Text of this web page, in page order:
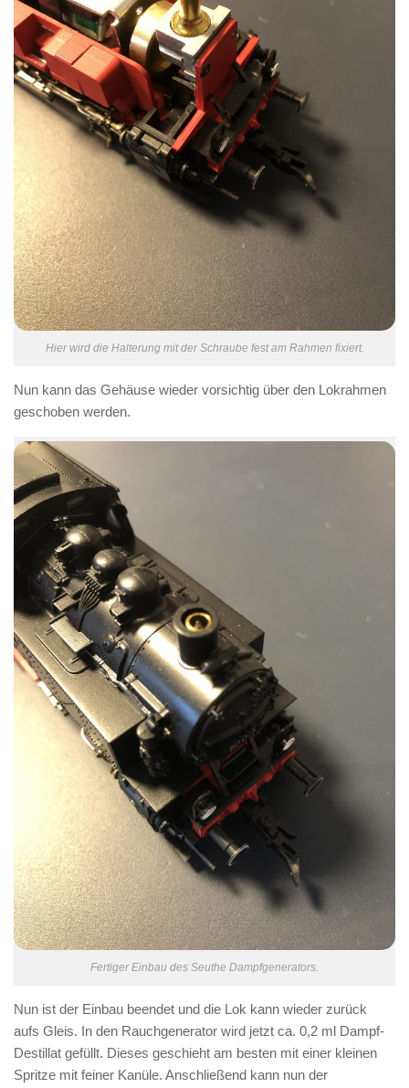
Hier wird die Halterung mit der Schraube fest am Rahmen fixiert.
Nun kann das Gehäuse wieder vorsichtig über den Lokrahmen
geschoben werden.
Fertiger Einbau des Seuthe Dampfgenerators.
Nun ist der Einbau beendet und die Lok kann wieder zurück
aufs Gleis. In den Rauchgenerator wird jetzt ca. 0,2 ml Dampf-
Destillat gefüllt. Dieses geschieht am besten mit einer kleinen
Spritze mit feiner Kanüle. Anschließend kann nun der